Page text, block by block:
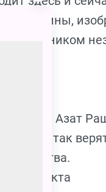
картины,
соучастником
Азат
так
антракта